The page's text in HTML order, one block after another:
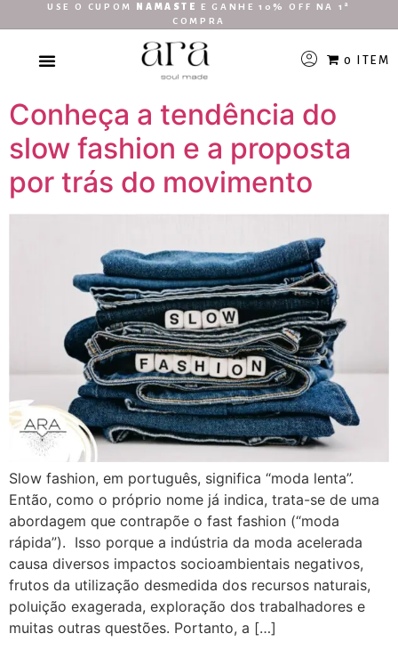
USE O CUPOM NAMASTE
E GANHE 10% OFF NA 1ª
COMPRA
0 ITEM
Conheça a tendência do
slow fashion e a proposta
por trás do movimento
Slow fashion, em português, significa “moda lenta”.
Então, como o próprio nome já indica, trata-se de uma
abordagem que contrapõe o fast fashion (“moda
rápida”). Isso porque a indústria da moda acelerada
causa diversos impactos socioambientais negativos,
frutos da utilização desmedida dos recursos naturais,
poluição exagerada, exploração dos trabalhadores e
muitas outras questões. Portanto, a […]